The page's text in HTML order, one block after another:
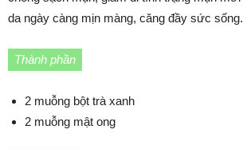
da ngày càng mịn màng, căng đầy sức sống.
Thành phần
2 muỗng bột trà xanh
2 muỗng mật ong